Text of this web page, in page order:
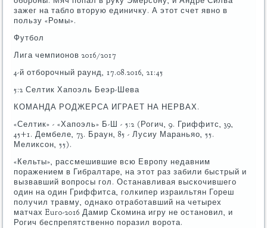
зажег на табло вторую единичку. А этот счет явно в
пользу «Ромы».
Футбол
Лига чемпионов 2016/2017
4-й отборочный раунд, 17.08.2016, 21:45
5:2 Селтик Хапоэль Беэр-Шева
КОМАНДА РОДЖЕРСА ИГРАЕТ НА НЕРВАХ.
«Селтик» - «Хапоэль» Б-Ш - 5:2 (Рогич, 9. Гриффитс, 39,
45+1. Дембеле, 73. Браун, 85 - Лусиу Мараньяо, 55.
Меликсон, 55).
«Кельты», рассмешившие всю Европу недавним
поражением в Гибралтаре, на этот раз забили быстрый и
вызвавший вопросы гол. Останавливая выскочившего
один на один Гриффитса, голкипер израильтян Гореш
получил травму, однако отработавший на четырех
матчах Euro-2016 Дамир Скомина игру не остановил, и
Рогич беспрепятственно поразил ворота.